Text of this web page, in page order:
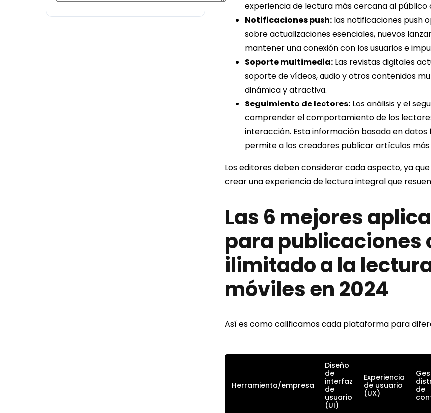
experiencia de lectura más cercana al público
Notificaciones push: las notificaciones push
sobre actualizaciones esenciales, nuevos
mantener una conexión con los usuarios e
Soporte multimedia: Las revistas digitales
soporte de vídeos, audio y otros contenidos
dinámica y atractiva.
Seguimiento de lectores: Los análisis y el
comprender el comportamiento de los
interacción. Esta información basada en
permite a los creadores publicar artículos más
Los editores deben considerar cada aspecto, ya
crear una experiencia de lectura integral que
Las 6 mejores
para publicaciones
ilimitado a la
móviles en 2024
Así es como calificamos cada plataforma para
Herramienta/empresa
Diseño
de
interfaz
de
usuario
(UI)
Experiencia
de usuario
(UX)
de